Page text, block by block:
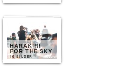
HARAKIRI
FOR THE SKY
10 BILDER